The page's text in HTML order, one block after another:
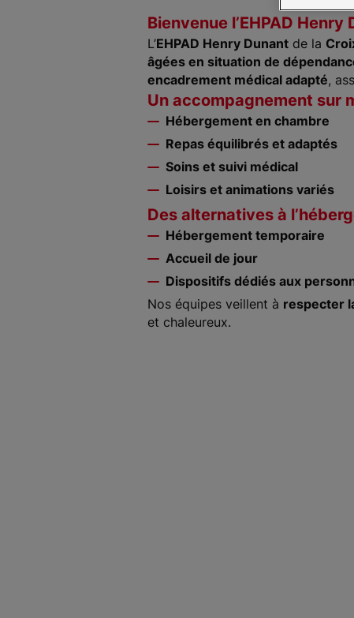
Bienvenue l’EHPAD Henry
L’EHPAD Henry Dunant de la
âgées en situation de
encadrement médical adapté,
Un accompagnement sur
Hébergement en chambre
Repas équilibrés et adaptés
Soins et suivi médical
Loisirs et animations variés
Des alternatives à
Hébergement temporaire
Accueil de jour
Dispositifs dédiés aux
Nos équipes veillent à respecter
et chaleureux.